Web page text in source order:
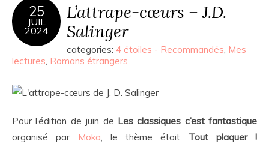
25
JUIL
2024
L’attrape-cœurs – J.D.
Salinger
categories: 4 étoiles - Recommandés Mes
lectures Romans étrangers
Pour l’édition de juin de Les classiques c’est fantastique
organisé par Moka , le thème était Tout plaquer !